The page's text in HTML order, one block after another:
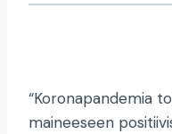
“Koronapandemia
maineeseen